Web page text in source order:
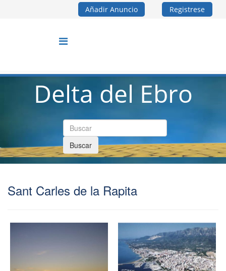
Añadir Anuncio Registrese
Delta del Ebro
Buscar
Sant Carles de la Rapita